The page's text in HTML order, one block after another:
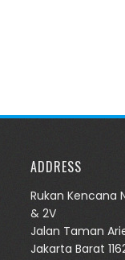
ADDRESS
Rukan Kencana
& 2V
Jalan Taman
Jakarta Barat